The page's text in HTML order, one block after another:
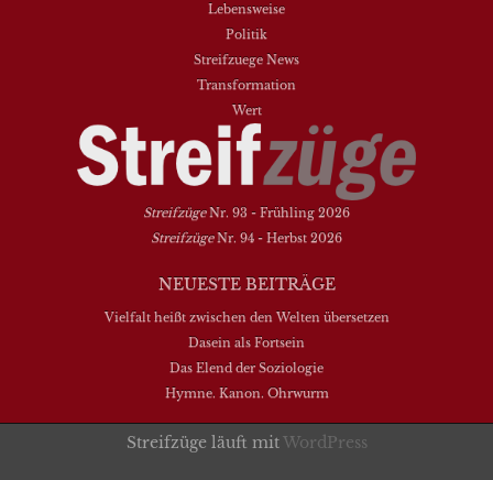
Lebensweise
Politik
Streifzuege News
Transformation
Wert
StreifzügeNr. 93 - Frühling 2026
StreifzügeNr. 94 - Herbst 2026
NEUESTE BEITRÄGE
Vielfalt heißt zwischen den Welten übersetzen
Dasein als Fortsein
Das Elend der Soziologie
Hymne. Kanon. Ohrwurm
Streifzüge läuft mitWordPress